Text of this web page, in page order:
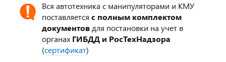
Вся автотехника с манипуляторами и КМУ
поставляется с полным комплектом
документов для постановки на учет в
органах ГИБДД и РосТехНадзора
(сертификат)